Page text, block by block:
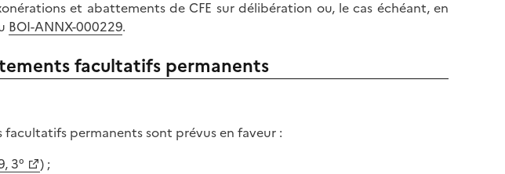
et abattements de CFE sur délibération ou, le cas échéant, en
BOI-ANNX-000229.
facultatifs permanents
permanents sont prévus en faveur :
3°
) ;